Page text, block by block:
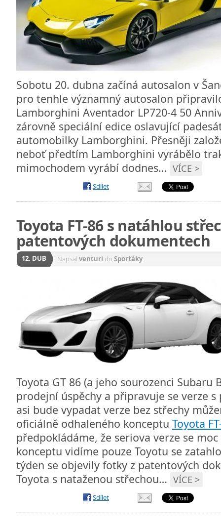
Sobotu 20. dubna začíná autosalon v
pro tenhle významný autosalon
Lamborghini Aventador LP720-4 50
zárovně speciální edice oslavující
automobilky Lamborghini. Přesněji
neboť předtím Lamborghini vyrábělo
mimochodem vyrábí dodnes… VÍCE >
Sdílet
Toyota FT-86 s natáhlou
patentových dokumentech
12. DUB Napsal venturi do Sporťáky
Toyota GT 86 (a jeho sourozenci Subaru
prodejní úspěchy a připravuje se verze s
asi bude vypadat verze bez střechy
oficiálně odhaleného konceptu Toyota
předpokládáme, že seriova verze se
konceptu vidíme pouze Toyotu se
týden se objevily fotky z patentových
Toyota s nataženou střechou… VÍCE >
Sdílet